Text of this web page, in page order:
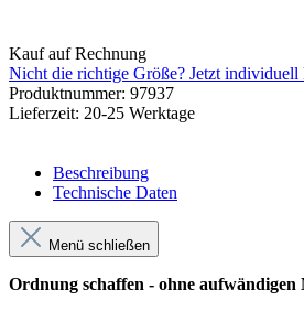
Kauf auf Rechnung
Nicht die richtige Größe? Jetzt
Produktnummer: 97937
Lieferzeit: 20-25 Werktage
Beschreibung
Technische Daten
Menü schließen
Ordnung schaffen - ohne aufwändigen